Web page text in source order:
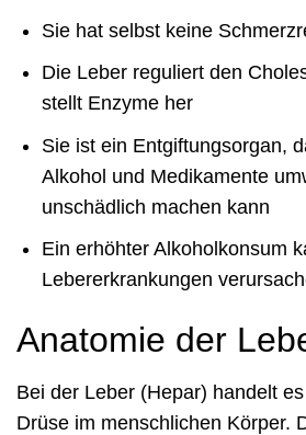
Sie hat selbst keine
Die Leber reguliert den
stellt Enzyme her
Sie ist ein Entgiftungsorgan,
Alkohol und Medikamente
unschädlich machen kann
Ein erhöhter Alkoholkonsum
Lebererkrankungen
Anatomie der
Bei der Leber (Hepar) handelt
Drüse im menschlichen Körper.